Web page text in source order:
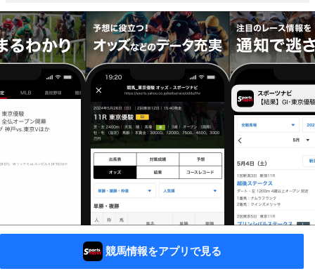
競馬情報をアプリで見る